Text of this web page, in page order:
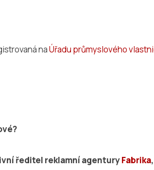
naÚřadu průmyslového
ředitel reklamní agenturyFabrika